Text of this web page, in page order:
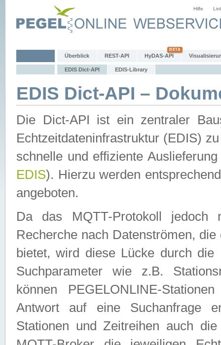
Hilfe
Überblick REST-API HyDAS-API
EDIS Dict-API EDIS-Library
EDIS Dict-API –
Die Dict-API ist ein zentraler
Echtzeitdateninfrastruktur (EDIS)
schnelle und effiziente
EDIS). Hierzu werden
angeboten.
Da das MQTT-Protokoll jedoch
Recherche nach Datenströmen,
bietet, wird diese Lücke durch die
Suchparameter wie z.B.
können PEGELONLINE-
Antwort auf eine Suchanfrage
Stationen und Zeitreihen auch